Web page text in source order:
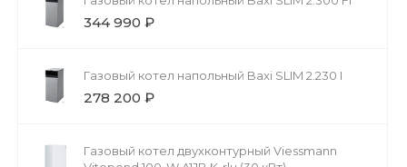
344 990 ₽
Газовый котел напольный Baxi SLIM 2.230 I
278 200 ₽
Газовый котел двухконтурный Viessmann